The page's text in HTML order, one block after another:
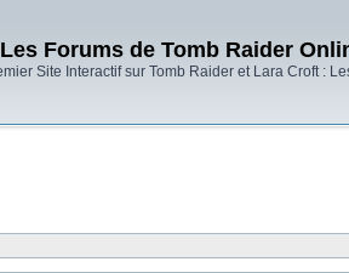
Les Forums de Tomb Raider
Site Interactif sur Tomb Raider et Lara Croft :